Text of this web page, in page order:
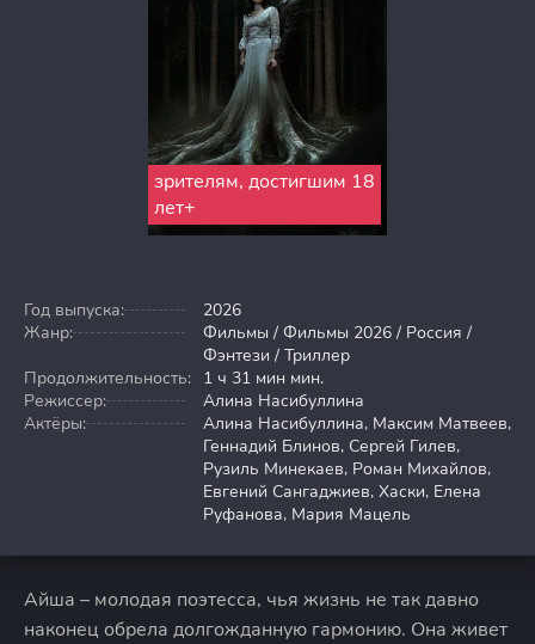
зрителям, достигшим 18
лет+
Год выпуска:
2026
Жанр:
Фильмы / Фильмы 2026 / Россия /
Фэнтези / Триллер
Продолжительность: 1 ч 31 мин мин.
Режиссер:
Алина Насибуллина
Актёры:
Алина Насибуллина, Максим Матвеев,
Геннадий Блинов, Сергей Гилев,
Рузиль Минекаев, Роман Михайлов,
Евгений Сангаджиев, Хаски, Елена
Руфанова, Мария Мацель
Айша – молодая поэтесса, чья жизнь не так давно
наконец обрела долгожданную гармонию. Она живет